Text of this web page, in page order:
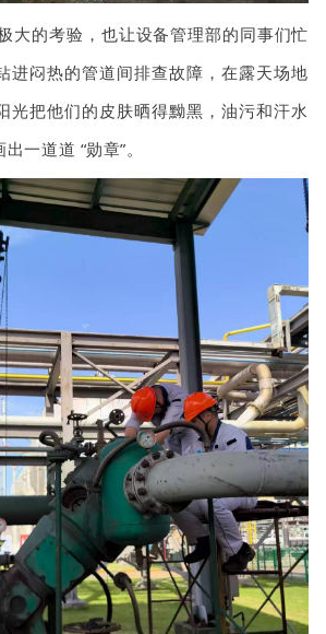
大的考验，也让设备管理部的同事们忙
进闷热的管道间排查故障，在露天场地
光把他们的皮肤晒得黝黑，油污和汗水
一道道 “勋章”。